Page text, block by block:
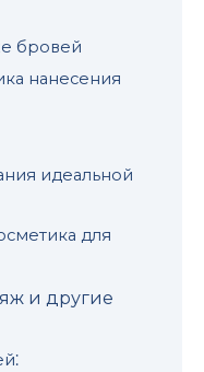
бpовей
нанесения
идеальной
для
и другиe